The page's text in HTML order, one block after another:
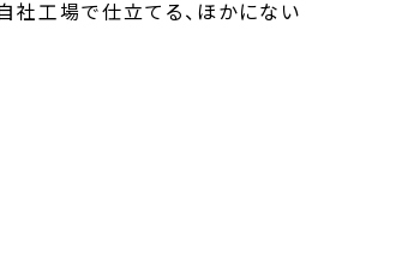
社工場で仕立てる、ほかにない